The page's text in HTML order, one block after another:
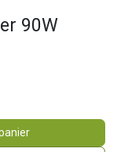
90W